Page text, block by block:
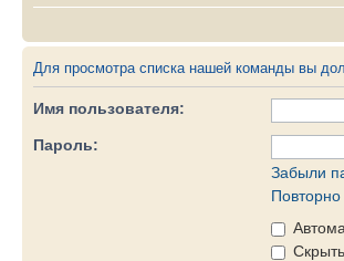
Для просмотра списка нашей команды вы
Имя пользователя:
Пароль:
Забыли
Повторно